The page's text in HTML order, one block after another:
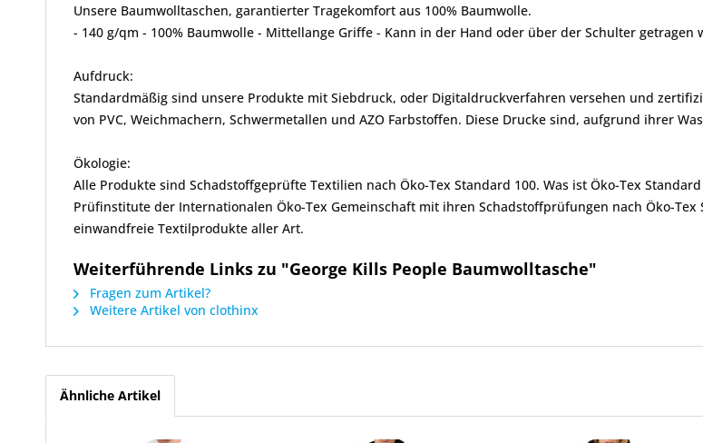
Unsere Baumwolltaschen, garantierter Tragekomfort aus 100% Baumwolle.
- 140 g/qm - 100% Baumwolle - Mittellange Griffe - Kann in der Hand oder über der Schulter getragen
Aufdruck:
Standardmäßig sind unsere Produkte mit Siebdruck, oder Digitaldruckverfahren versehen und
von PVC, Weichmachern, Schwermetallen und AZO Farbstoffen. Diese Drucke sind, aufgrund ihrer
Ökologie:
Alle Produkte sind Schadstoffgeprüfte Textilien nach Öko-Tex Standard 100. Was ist Öko-Tex
Prüfinstitute der Internationalen Öko-Tex Gemeinschaft mit ihren Schadstoffprüfungen nach Öko-
einwandfreie Textilprodukte aller Art.
Weiterführende Links zu "George Kills People Baumwolltasche"
Fragen zum Artikel?
Weitere Artikel von clothinx
Ähnliche Artikel